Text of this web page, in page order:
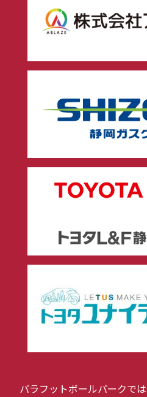
パラフットボールパークで